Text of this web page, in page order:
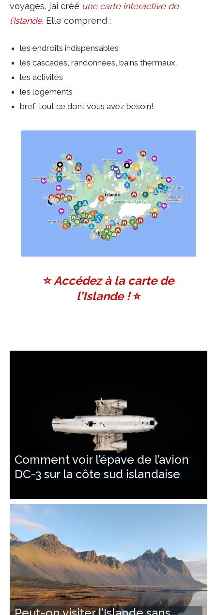
voyages, j’ai créé une carte interactive de
l’Islande. Elle comprend :
les endroits indispensables
les cascades, randonnées, bains thermaux…
les activités
les logements
bref, tout ce dont vous avez besoin!
⭐️Accédez à la carte de
l’Islande !⭐️
Comment voir l’épave de l’avion
DC-3 sur la côte sud islandaise